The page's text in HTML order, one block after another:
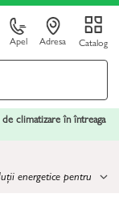
Apel Adresa Catalog
climatizare în întreaga
energetice pentru